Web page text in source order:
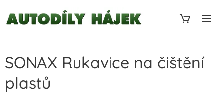
SONAX Rukavice na čištění
plastů